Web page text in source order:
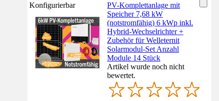
Konfigurierbar
PV-Komplettanlage mit
Speicher 7,68 kW
(notstromfähig) 6 kWp inkl.
Hybrid-Wechselrichter +
Zubehör für Welleternit
Solarmodul-Set Anzahl
Module 14 Stück
Artikel wurde noch nicht
bewertet.